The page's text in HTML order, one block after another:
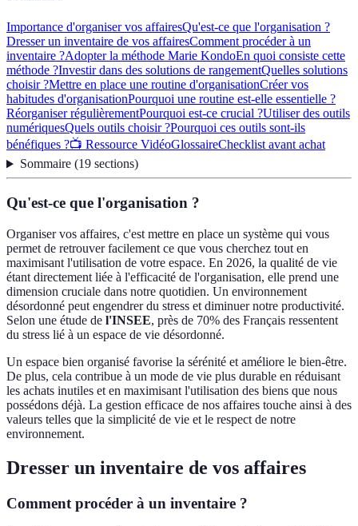
Importance d'organiser vos affairesQu'est-ce que l'organisation ?
Dresser un inventaire de vos affairesComment procéder à un
inventaire ?Adopter la méthode Marie KondoEn quoi consiste cette
méthode ?Investir dans des solutions de rangementQuelles solutions
choisir ?Mettre en place une routine d'organisationCréer vos
habitudes d'organisationPourquoi une routine est-elle essentielle ?
Réorganiser régulièrementPourquoi est-ce crucial ?Utiliser des outils
numériquesQuels outils choisir ?Pourquoi ces outils sont-ils
bénéfiques ?📺 Ressource VidéoGlossaireChecklist avant achat
Sommaire(19 sections)
Qu'est-ce que l'organisation ?
Organiser vos affaires, c'est mettre en place un système qui vous
permet de retrouver facilement ce que vous cherchez tout en
maximisant l'utilisation de votre espace. En 2026, la qualité de vie
étant directement liée à l'efficacité de l'organisation, elle prend une
dimension cruciale dans notre quotidien. Un environnement
désordonné peut engendrer du stress et diminuer notre productivité.
Selon une étude de l'INSEE, près de 70% des Français ressentent
du stress lié à un espace de vie désordonné.
Un espace bien organisé favorise la sérénité et améliore le bien-être.
De plus, cela contribue à un mode de vie plus durable en réduisant
les achats inutiles et en maximisant l'utilisation des biens que nous
possédons déjà. La gestion efficace de nos affaires touche ainsi à des
valeurs telles que la simplicité de vie et le respect de notre
environnement.
Dresser un inventaire de vos affaires
Comment procéder à un inventaire ?